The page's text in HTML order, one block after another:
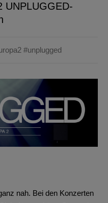
UNPLUGGED-
#unplugged
nah. Bei den Konzerten